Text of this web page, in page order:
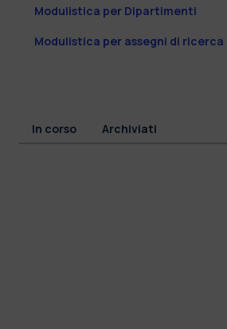
Modulistica per Dipartimenti
Modulistica per assegni di ricerca
In corso Archiviati